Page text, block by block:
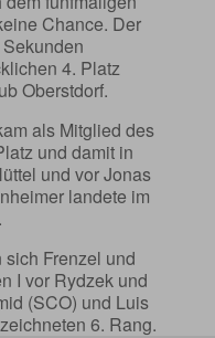
Chance. Der
4. Platz
Oberstdorf.
als Mitglied des
und damit in
und vor Jonas
landete im
sich Frenzel und
I vor Rydzek und
(SCO) und Luis
6. Rang.